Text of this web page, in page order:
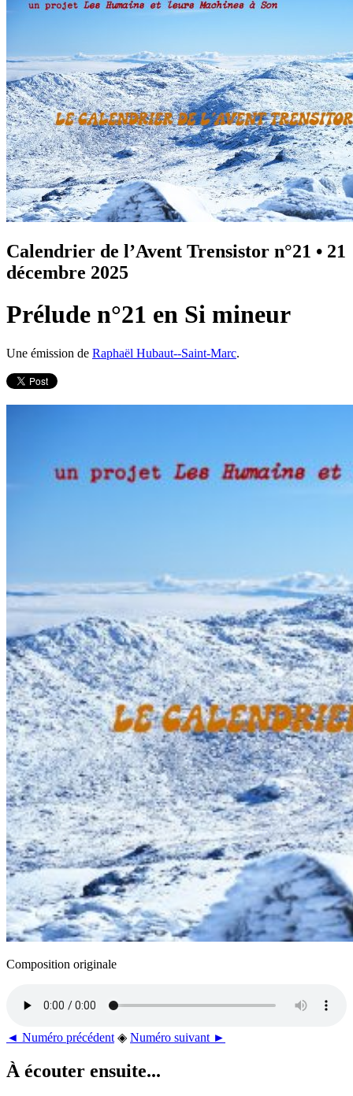
Calendrier de l’Avent Trensistor n°21 • 21
décembre 2025
Prélude n°21 en Si mineur
Une émission de Raphaël Hubaut--Saint-Marc.
Composition originale
◄ Numéro précédent ◈ Numéro suivant ►
À écouter ensuite...